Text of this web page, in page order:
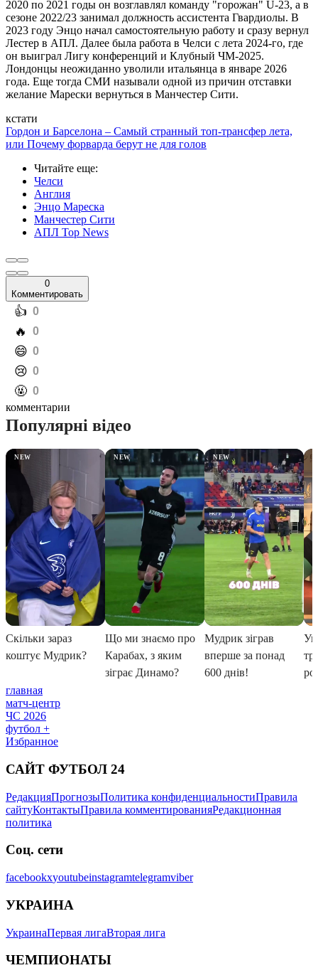
2020 по 2021 годы он возглавлял команду "горожан" U-23, а в
сезоне 2022/23 занимал должность ассистента Гвардиолы. В
2023 году Энцо начал самостоятельную работу и сразу вернул
Лестер в АПЛ. Далее была работа в Челси с лета 2024-го, где
он выиграл Лигу конференций и Клубный ЧМ-2025.
Лондонцы неожиданно уволили итальянца в январе 2026
года. Еще тогда СМИ называли одной из причин отставки
желание Марески вернуться в Манчестер Сити.
кстати
Гордон и Барселона – Самый странный топ-трансфер лета,
или Почему форварда берут не для голов
Читайте еще:
Челси
Англия
Энцо Мареска
Манчестер Сити
АПЛ Top News
0
Комментировать
️👍 0
️🔥 0
️😄 0
️😢 0
️🤬 0
комментарии
главная
матч-центр
ЧС 2026
футбол +
Избранное
САЙТ ФУТБОЛ 24
РедакцияПрогнозыПолитика конфиденциальностиПравила
сайтуКонтактыПравила комментированияРедакционная
политика
Соц. сети
facebookxyoutubeinstagramtelegramviber
УКРАИНА
УкраинаПервая лигаВторая лига
ЧЕМПИОНАТЫ